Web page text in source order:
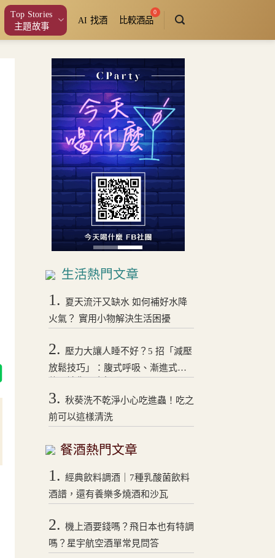
Top Stories
主題故事
AI 找酒 比較酒品
生活熱門文章
1.
夏天流汗又缺水 如何補好水降
火氣？ 實用小物解決生活困擾
2.
壓力大讓人睡不好？5 招「減壓
放鬆技巧」：腹式呼吸、漸進式拉
3. 秋葵洗不乾淨小心吃進蟲！吃之
前可以這樣清洗
餐酒熱門文章
1. 經典飲料調酒｜7種乳酸菌飲料
酒譜，還有養樂多燒酒和沙瓦
2. 機上酒要錢嗎？飛日本也有特調
嗎？星宇航空酒單常見問答